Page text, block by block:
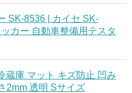
SK-8536 | カイセ SK-
カー 自動車整備用テスタ
蔵庫 マット キズ防止 凹み
2mm 透明 Sサイズ